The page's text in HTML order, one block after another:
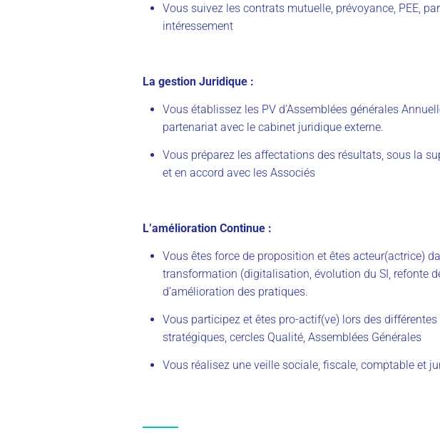
Vous suivez les contrats mutuelle, prévoyance, PEE,
intéressement
La gestion Juridique :
Vous établissez les PV d’Assemblées générales
partenariat avec le cabinet juridique externe.
Vous préparez les affectations des résultats, sous la
et en accord avec les Associés
L’amélioration Continue :
Vous êtes force de proposition et êtes acteur(actrice)
transformation (digitalisation, évolution du SI, refonte
d’amélioration des pratiques.
Vous participez et êtes pro-actif(ve) lors des
stratégiques, cercles Qualité, Assemblées Générales
Vous réalisez une veille sociale, fiscale, comptable et